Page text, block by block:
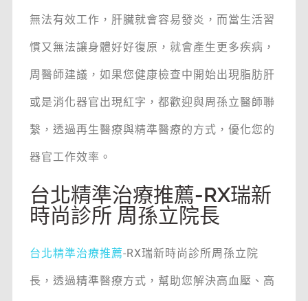
無法有效工作，肝臟就會容易發炎，而當生活習
慣又無法讓身體好好復原，就會產生更多疾病，
周醫師建議，如果您健康檢查中開始出現脂肪肝
或是消化器官出現紅字，都歡迎與周孫立醫師聯
繫，透過再生醫療與精準醫療的方式，優化您的
器官工作效率。
台北精準治療推薦-RX瑞新
時尚診所 周孫立院長
台北精準治療推薦-RX瑞新時尚診所周孫立院
長，透過精準醫療方式，幫助您解決高血壓、高